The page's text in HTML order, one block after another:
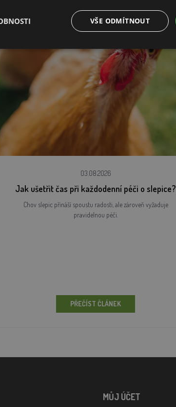
03.08.2026
Jak ušetřit čas při každodenní péči o slepice?
Chov slepic přináší spoustu radosti, ale zároveň vyžaduje
pravidelnou péči.
PŘEČÍST ČLÁNEK
MŮJ ÚČET
VŠE ODMÍTNOUT